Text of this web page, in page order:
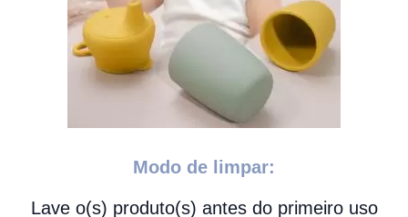
Modo de limpar:
Lave o(s) produto(s) antes do primeiro uso